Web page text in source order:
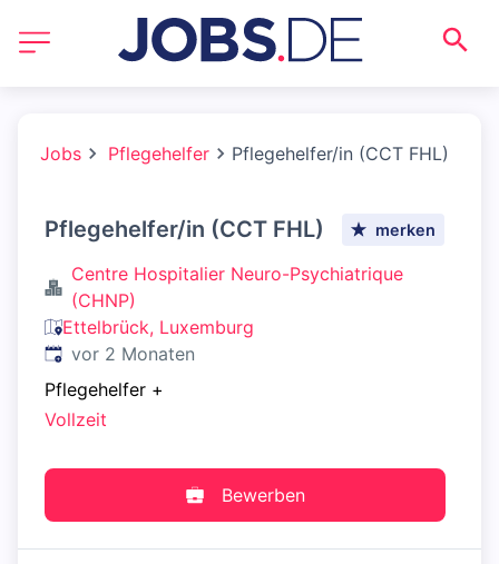
Jobs Pflegehelfer Pflegehelfer/in (CCT FHL)
Pflegehelfer/in (CCT FHL) merken
Centre Hospitalier Neuro-Psychiatrique
(CHNP)
Ettelbrück, Luxemburg
Veröffentlicht:
vor 2 Monaten
Pflegehelfer +
Vollzeit
Bewerben